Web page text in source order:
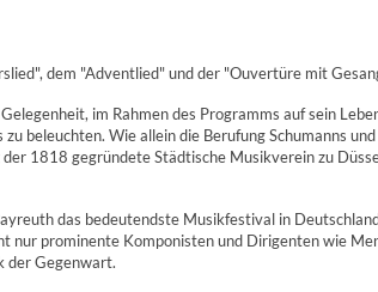
dem "Adventlied" und der "Ouvertüre mit
im Rahmen des Programms auf sein
beleuchten. Wie allein die Berufung Schumanns
1818 gegründete Städtische Musikverein zu
das bedeutendste Musikfestival in
prominente Komponisten und Dirigenten wie
der Gegenwart.